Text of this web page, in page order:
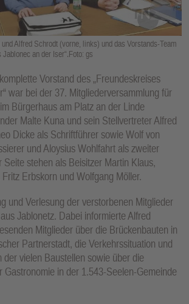
Alfred Schrodt (vorne, links) und das Vorstands-Team
an der Iser“.Foto: gs
Vorstand des „Freundeskreises
war bei der 37. Mitgliederversammlung für
Bürgerhaus am Platz an der Linde
Malte Kuna und sein Stellvertreter Alfred
Dicke als Schriftführer sowie Wolf von
und Aloysius Wohlfahrt als zweiter
Seite stehen als Beisitzer Martin Klaus,
Erbskorn und Wolfgang Möller.
und Verlesung der verstorbenen Mitglieder
Jablonetz. Dabei informierte Alfred
Mitglieder über die Brückenbauten in
Partnerstadt, die Verkehrssituation und
der vielen Baustellen sowie über die
Gastronomie in der 1.543-Seelen-Gemeinde
E
N